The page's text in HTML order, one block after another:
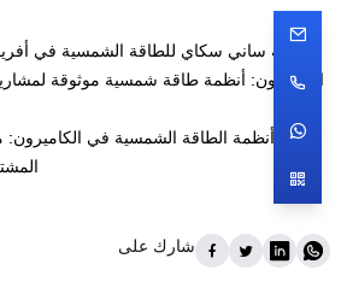
شركة ساني سكاي للطاقة الشمسية في
الكاميرون: أنظمة طاقة شمسية موثوقة
أنظمة الطاقة الشمسية في
شارك على